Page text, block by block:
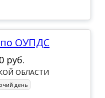
по ОУПДС
руб.
ОБЛАСТИ
день